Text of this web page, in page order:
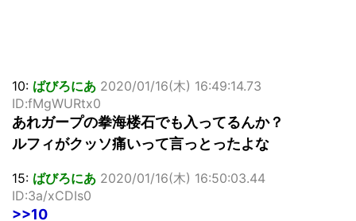
10: ばびろにあ 2020/01/16(木) 16:49:14.73
ID:fMgWURtx0
あれガープの拳海楼石でも入ってるんか？
ルフィがクッソ痛いって言っとったよな
15: ばびろにあ 2020/01/16(木) 16:50:03.44
ID:3a/xCDIs0
>>10